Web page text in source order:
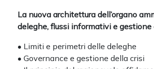
La nuova architettura dell’organo
deleghe, flussi informativi e gestione
• Limiti e perimetri delle deleghe
• Governance e gestione della crisi